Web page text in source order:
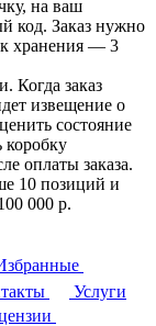
на ваш
код. Заказ нужно
хранения — 3
Когда заказ
извещение о
состояние
коробку
оплаты заказа.
10 позиций и
000 р.
Услуги